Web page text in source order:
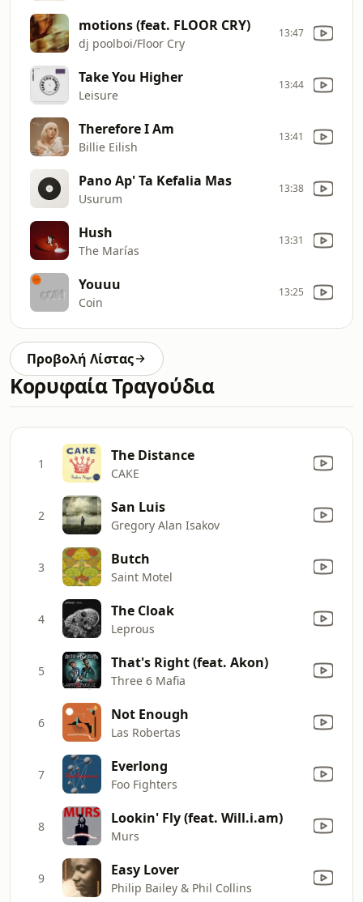
motions (feat. FLOOR CRY)
dj poolboi/Floor Cry
13:47
Take You Higher
Leisure
13:44
Therefore I Am
Billie Eilish
13:41
Pano Ap' Ta Kefalia Mas
Usurum
13:38
Hush
The Marías
13:31
Youuu
Coin
13:25
Προβολή Λίστας
Κορυφαία Τραγούδια
1 The Distance
CAKE
2 San Luis
Gregory Alan Isakov
3 Butch
Saint Motel
4 The Cloak
Leprous
5 That's Right (feat. Akon)
Three 6 Mafia
6 Not Enough
Las Robertas
7 Everlong
Foo Fighters
8 Lookin' Fly (feat. Will.i.am)
Murs
9 Easy Lover
Philip Bailey & Phil Collins